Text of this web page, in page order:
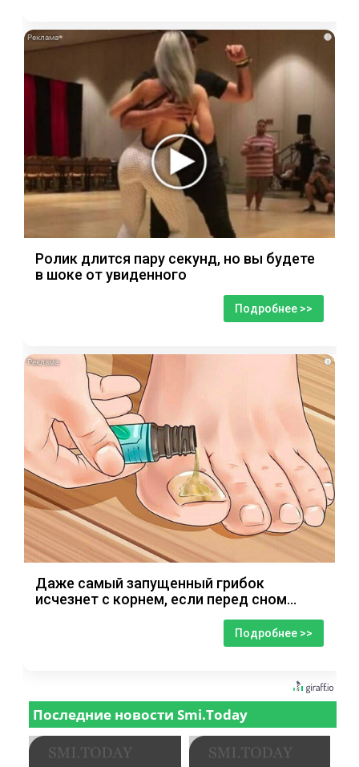
i
Ролик длится пару секунд, но вы будете
в шоке от увиденного
Подробнее >>
i
Даже самый запущенный грибок
исчезнет с корнем, если перед сном…
Подробнее >>